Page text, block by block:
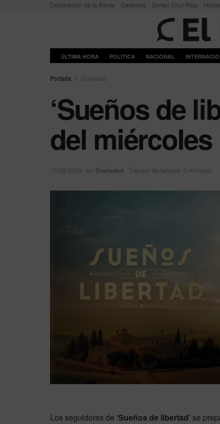
Declaración de la Renta Cartelera Sorteo Cruz Roja
ÚLTIMA HORA POLÍTICA NACIONAL
Portada Sociedad
‘Sueños de
del miércoles
13/05/2026 en Sociedad Tiempo de lectura: 3 minutos
Los seguidores de ‘Sueños de libertad’ se